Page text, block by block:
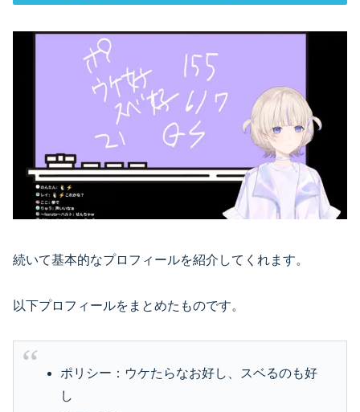
続いて基本的なプロフィールを紹介してくれます。
以下プロフィールをまとめたものです。
ポリシー：ウケたらなお好し、スベるのも好
し